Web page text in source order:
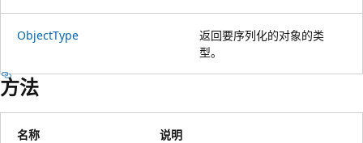
ObjectType
返回要序列化的对象的类
型。
方法
名称 说明